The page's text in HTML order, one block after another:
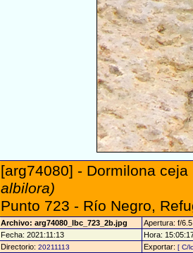
[arg74080] - Dormilona
albilora)
Punto 723 - Río Negro,
Archivo: arg74080_lbc_723_2b.jpg
Apertura: f/6.5
Fecha: 2021:11:13
Hora:
Directorio: 20211113 Exportar: [ C/